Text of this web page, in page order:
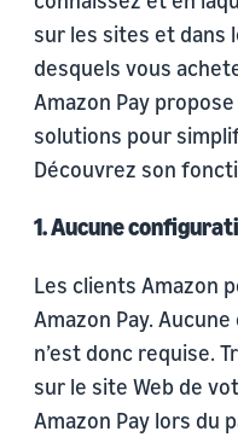
sur les sites et dans
desquels vous
Amazon Pay
solutions pour
Découvrez son
1. Aucune
Les clients Amazon
Amazon Pay.
n’est donc requise.
sur le site Web de
Amazon Pay lors du